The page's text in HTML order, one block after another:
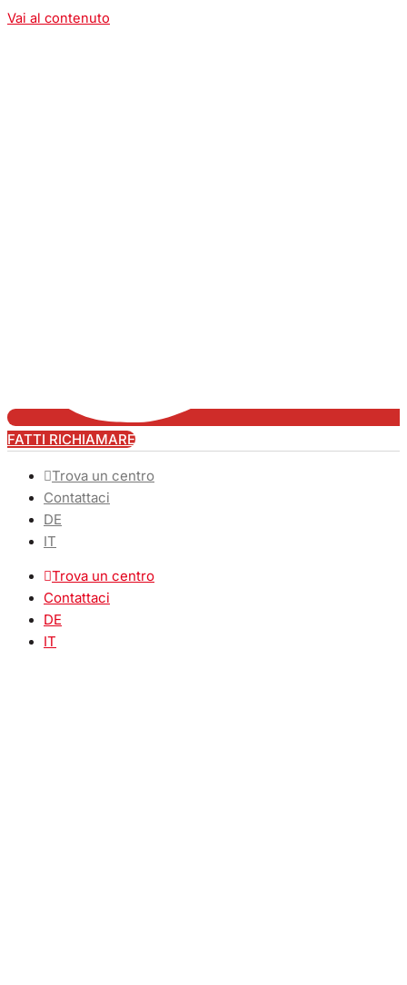
Vai al contenuto
FATTI RICHIAMARE
Trova un centro
Contattaci
DE
IT
Trova un centro
Contattaci
DE
IT